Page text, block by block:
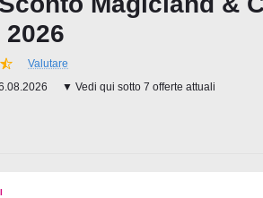
Valutare
▼ Vedi qui sotto 7 offerte attuali